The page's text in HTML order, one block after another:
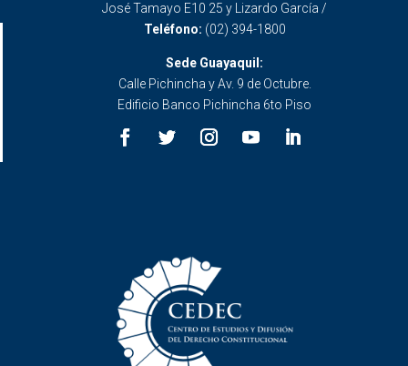
José Tamayo E10 25 y Lizardo García /
Teléfono: (02) 394-1800
Sede Guayaquil:
Calle Pichincha y Av. 9 de Octubre.
Edificio Banco Pichincha 6to Piso